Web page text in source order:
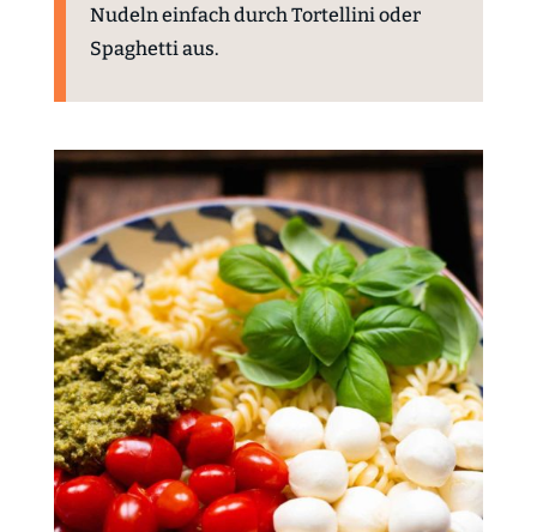
Nudeln einfach durch Tortellini oder
Spaghetti aus.